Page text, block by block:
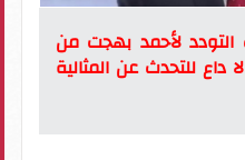
لأحمد بهجت من
داع للتحدث عن المثالية